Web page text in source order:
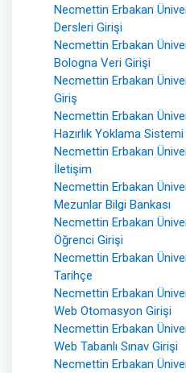
Necmettin Erbakan
Dersleri Girişi
Necmettin Erbakan
Bologna Veri Girişi
Necmettin Erbakan
Giriş
Necmettin Erbakan
Hazırlık Yoklama Sistemi
Necmettin Erbakan
İletişim
Necmettin Erbakan
Mezunlar Bilgi Bankası
Necmettin Erbakan
Öğrenci Girişi
Necmettin Erbakan
Tarihçe
Necmettin Erbakan
Web Otomasyon Girişi
Necmettin Erbakan
Web Tabanlı Sınav Girişi
Necmettin Erbakan